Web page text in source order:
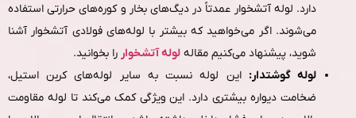
دارد. لوله آتشخوار عمدتاً در دیگ‌های بخار و کوره‌های حرارتی استفاده
می‌شوند. اگر می‌خواهید که بیشتر با لوله‌های فولادی آتشخوار آشنا
شوید، پیشنهاد می‌کنیم مقاله لوله آتشخوار را بخوانید.
لوله گوشتدار: این لوله نسبت به سایر لوله‌های کربن استیل،
ضخامت دیواره بیشتری دارد. این ویژگی کمک می‌کند تا لوله مقاومت